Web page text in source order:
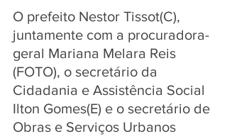
O prefeito Nestor Tissot(C),
juntamente com a procuradora-
geral Mariana Melara Reis
(FOTO), o secretário da
Cidadania e Assistência Social
Ilton Gomes(E) e o secretário de
Obras e Serviços Urbanos